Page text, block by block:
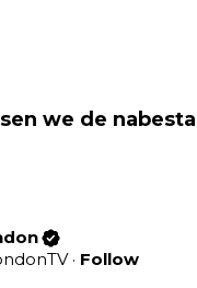
we de
· Follow